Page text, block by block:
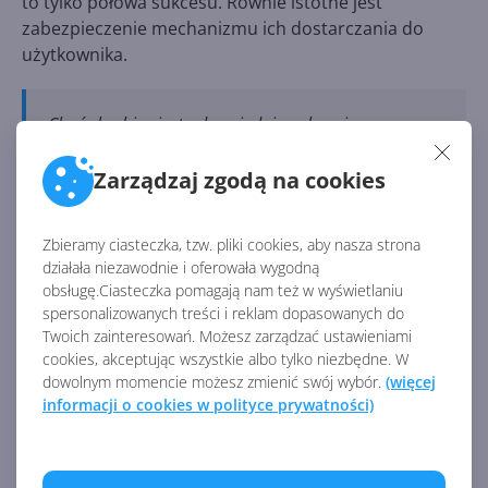
Zarządzaj zgodą na cookies
Zbieramy ciasteczka, tzw. pliki cookies, aby nasza strona
działała niezawodnie i oferowała wygodną
obsługę.Ciasteczka pomagają nam też w wyświetlaniu
spersonalizowanych treści i reklam dopasowanych do
Twoich zainteresowań. Możesz zarządzać ustawieniami
cookies, akceptując wszystkie albo tylko niezbędne. W
dowolnym momencie możesz zmienić swój wybór. (więcej
informacji o cookies w polityce prywatności)
zabezpieczenie mechanizmu ich dostarczania do
użytkownika.
Choć skarbiec jest odpowiednio zabezpieczony,
Microsoft powinien poprawić mechanizm
dostarczania danych i upewnić się, że proces
renderowania jest właściwie chroniony
Narzędzie TotalRecall Reloaded jest obecnie
publicznie dostępne wGitHub, gdzie jego autor
dokładnie wyjaśnia jego mechanizm działania.
Stanowi to żywy dowód na bagatelizowanie problemu
przez Microsoft. Więcej dowiesz się z naszych